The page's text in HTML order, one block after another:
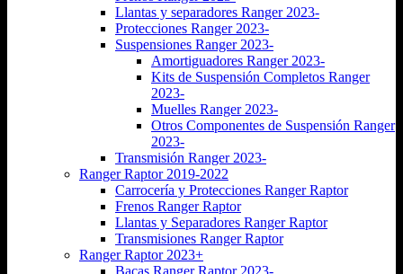
Llantas y separadores Ranger 2023-
Protecciones Ranger 2023-
Suspensiones Ranger 2023-
Amortiguadores Ranger 2023-
Kits de Suspensión Completos Ranger
2023-
Muelles Ranger 2023-
Otros Componentes de Suspensión Ranger
2023-
Transmisión Ranger 2023-
Ranger Raptor 2019-2022
Carrocería y Protecciones Ranger Raptor
Frenos Ranger Raptor
Llantas y Separadores Ranger Raptor
Transmisiones Ranger Raptor
Ranger Raptor 2023+
Bacas Ranger Raptor 2023-